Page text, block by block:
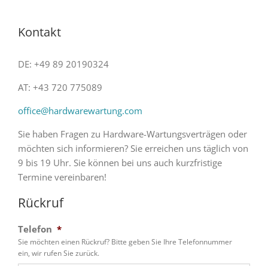
Kontakt
DE: +49 89 20190324
AT: +43 720 775089
office@hardwarewartung.com
Sie haben Fragen zu Hardware-Wartungsverträgen oder
möchten sich informieren? Sie erreichen uns täglich von
9 bis 19 Uhr. Sie können bei uns auch kurzfristige
Termine vereinbaren!
Rückruf
Telefon *
Sie möchten einen Rückruf? Bitte geben Sie Ihre Telefonnummer
ein, wir rufen Sie zurück.